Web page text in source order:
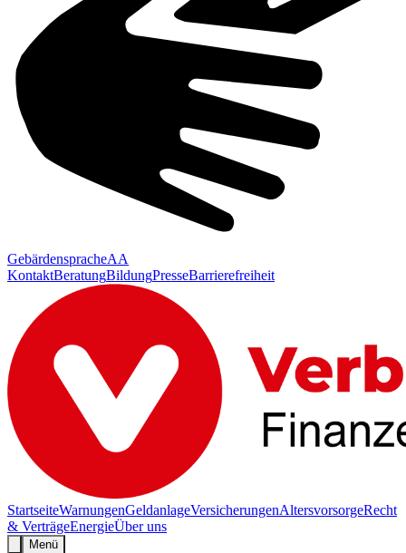
GebärdenspracheAA
KontaktBeratungBildungPresseBarrierefreiheit
StartseiteWarnungenGeldanlageVersicherungenAltersvorsorgeRecht
& VerträgeEnergieÜber uns
Menü